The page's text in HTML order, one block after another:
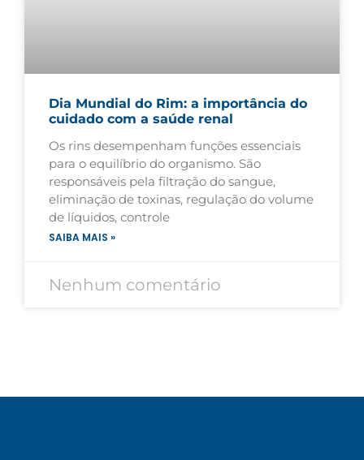
Dia Mundial do Rim: a importância do
cuidado com a saúde renal
Os rins desempenham funções essenciais
para o equilíbrio do organismo. São
responsáveis pela filtração do sangue,
eliminação de toxinas, regulação do volume
de líquidos, controle
SAIBA MAIS »
Nenhum comentário